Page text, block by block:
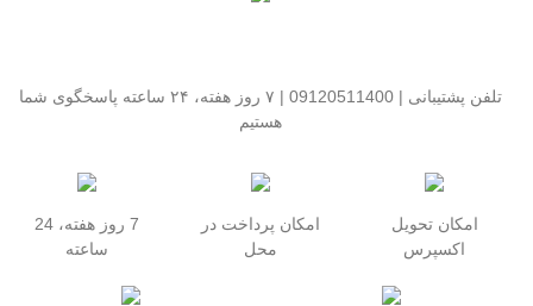
تلفن پشتیبانی | 09120511400 | ۷ روز هفته، ۲۴ ساعته پاسخگوی شما
هستیم
امکان تحویل
اکسپرس
امکان پرداخت در
محل
7 روز هفته، 24
ساعته